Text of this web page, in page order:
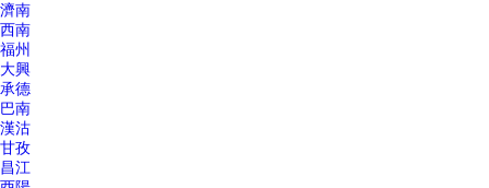
濟南
西南
福州
大興
承德
巴南
漢沽
甘孜
昌江